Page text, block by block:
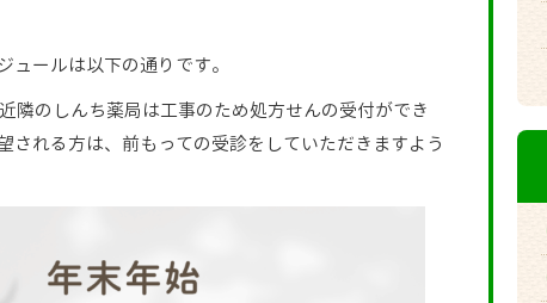
ュールは以下の通りです。
隣のしんち薬局は工事のため処方せんの受付ができ
される方は、前もっての受診をしていただきますよう